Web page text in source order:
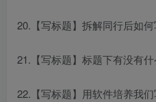
20.【写标题】拆解同行后如
21.【写标题】标题下有没有
22.【写标题】用软件培养我